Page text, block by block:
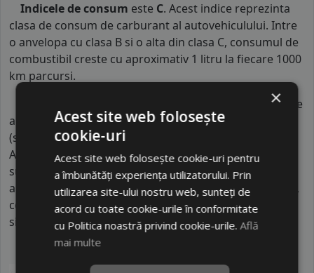
Indicele de consum este C. Acest indice reprezinta
clasa de consum de carburant al autovehiculului. Intre
o anvelopa cu clasa B si o alta din clasa C, consumul de
combustibil creste cu aproximativ 1 litru la fiecare 1000
km parcursi.
. Acest tip de
anvelope va avea o distanta de franare pe carosabil ud
(strat de apa intre 0.5 mm si 1.5 mm) cu 4 anvelope cu
ABS ruland cu 80 km/h, mai mare decat clasele
superioare. Intre o anvelopa din clasa de franare C si
alta din clasa E este o diferenta de aproximativ 9 metri,
contribuind astfel, la o siguranta mai mare a soferului
si participantilor din trafic.
×
Acest site web folosește
cookie-uri
Acest site web folosește cookie-uri pentru
a îmbunătăți experiența utilizatorului. Prin
utilizarea site-ului nostru web, sunteți de
acord cu toate cookie-urile în conformitate
cu Politica noastră privind cookie-urile.Află
mai multe